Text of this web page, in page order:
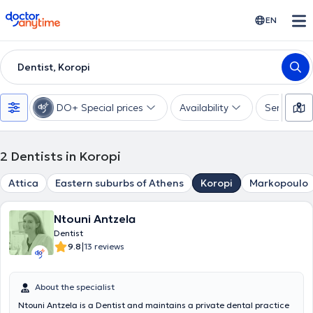
doctoranytime EN
Dentist, Koropi
DO+ Special prices Availability Services
2 Dentists in Koropi
Attica Eastern suburbs of Athens Koropi Markopoulo
Ntouni Antzela
Dentist
9.8|13 reviews
About the specialist
Ntouni Antzela is a Dentist and maintains a private dental practice